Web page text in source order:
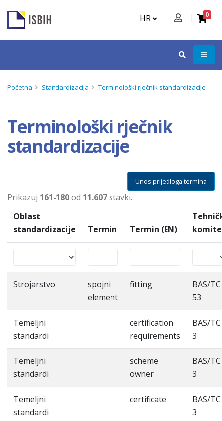
HR 0
Početna Standardizacija Terminološki rječnik standardizacije
Terminološki rječnik
standardizacije
Unos prijedloga termina
Prikazuj 161-180od 11.607stavki.
Oblast
standardizacije
Termin Termin (EN)
Strojarstvo
spojni
element
fitting
BAS/TC
53
Temeljni
standardi
certification
requirements
BAS/TC
3
Temeljni
standardi
scheme
owner
BAS/TC
3
Temeljni
standardi
certificate
BAS/TC
3